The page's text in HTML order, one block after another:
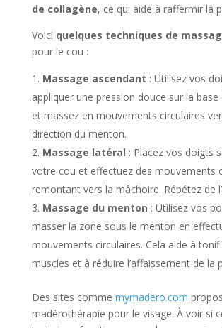
de collagène, ce qui aide à raffermir la
Voici quelques techniques de
pour le cou :
Massage ascendant : Utilisez vos
appliquer une pression douce sur la
et massez en mouvements circulaires
direction du menton.
Massage latéral : Placez vos doigts
votre cou et effectuez des mouvements
remontant vers la mâchoire. Répétez de
Massage du menton : Utilisez vos
masser la zone sous le menton en
mouvements circulaires. Cela aide à
muscles et à réduire l’affaissement de la
Des sites comme mymadero.com
madérothérapie pour le visage. À voir si